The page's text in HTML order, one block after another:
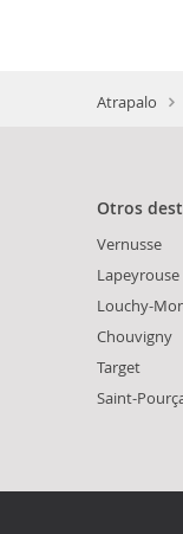
Atrapalo
Otros
Vernusse
Lapeyrouse
Louchy-
Chouvigny
Target
Saint-